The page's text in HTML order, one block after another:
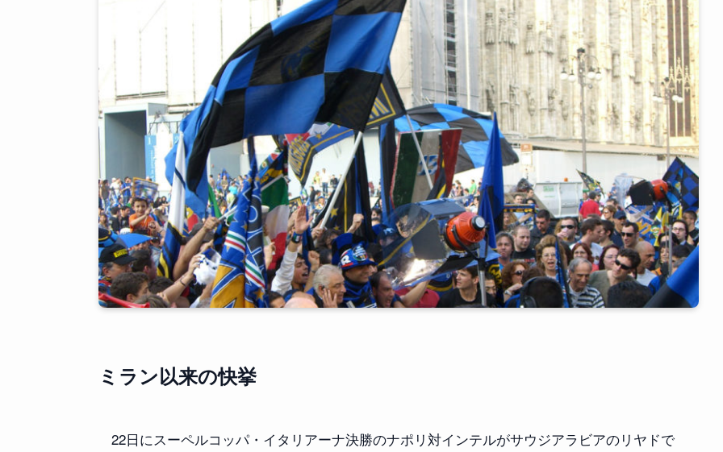
ミラン以来の快挙
22日にスーペルコッパ・イタリアーナ決勝のナポリ対インテルがサウジアラビアのリヤドで